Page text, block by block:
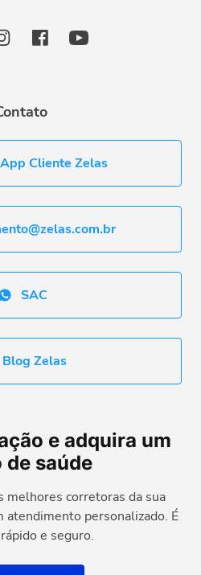
Cliente Zelas
SAC
Blog Zelas
e adquira um
de saúde
melhores corretoras da sua
atendimento personalizado. É
e seguro.